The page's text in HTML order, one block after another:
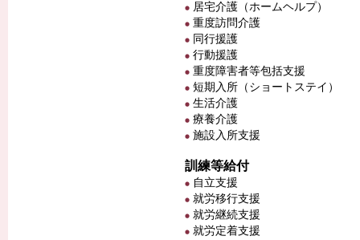
居宅介護（ホームヘルプ）
重度訪問介護
同行援護
行動援護
重度障害者等包括支援
短期入所（ショートステイ）
生活介護
療養介護
施設入所支援
訓練等給付
自立支援
就労移行支援
就労継続支援
就労定着支援